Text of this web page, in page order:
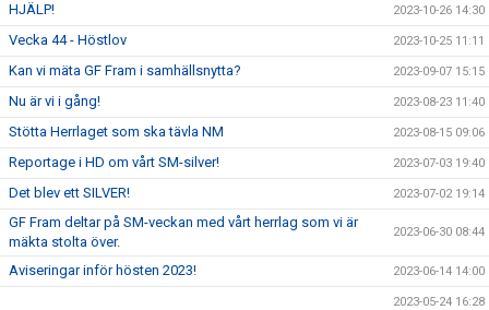
HJÄLP! 2023-10-26 14:30
Vecka 44 - Höstlov 2023-10-25 11:11
Kan vi mäta GF Fram i samhällsnytta? 2023-09-07 15:15
Nu är vi i gång! 2023-08-23 11:40
Stötta Herrlaget som ska tävla NM 2023-08-15 09:06
Reportage i HD om vårt SM-silver! 2023-07-03 19:40
Det blev ett SILVER! 2023-07-02 19:14
GF Fram deltar på SM-veckan med vårt herrlag som vi är
mäkta stolta över.
2023-06-30 08:44
Aviseringar inför hösten 2023! 2023-06-14 14:00
2023-05-24 16:28